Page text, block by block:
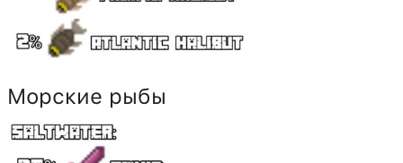
Морские рыбы